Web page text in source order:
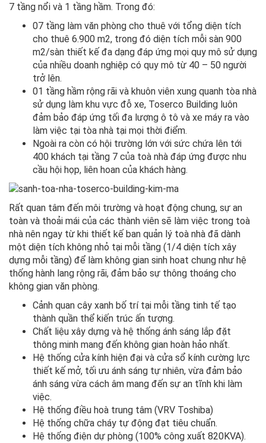
7 tầng nổi và 1 tầng hầm. Trong đó:
07 tầng làm văn phòng cho thuê với tổng diện tích
cho thuê 6.900 m2, trong đó diện tích mỗi sàn 900
m2/sàn thiết kế đa dạng đáp ứng mọi quy mô sử dụng
của nhiều doanh nghiệp có quy mô từ 40 – 50 người
trở lên.
01 tầng hầm rộng rãi và khuôn viên xung quanh tòa nhà
sử dụng làm khu vực đỗ xe, Toserco Building luôn
đảm bảo đáp ứng tối đa lượng ô tô và xe máy ra vào
làm việc tại tòa nhà tại mọi thời điểm.
Ngoài ra còn có hội trường lớn với sức chứa lên tới
400 khách tại tầng 7 của toà nhà đáp ứng được nhu
cầu hội họp, liên hoan của khách hàng.
Rất quan tâm đến môi trường và hoạt động chung, sự an
toàn và thoải mái của các thành viên sẽ làm việc trong toà
nhà nên ngay từ khi thiết kế ban quản lý toà nhà đã dành
một diện tích không nhỏ tại mỗi tầng (1/4 diện tích xây
dựng mỗi tầng) để làm không gian sinh hoat chung như hệ
thống hành lang rộng rãi, đảm bảo sự thông thoáng cho
không gian văn phòng.
Cảnh quan cây xanh bố trí tại mỗi tầng tinh tế tạo
thành quần thể kiến trúc ấn tượng.
Chất liệu xây dựng và hệ thống ánh sáng lắp đặt
thông minh mang đến không gian hoàn hảo nhất.
Hệ thống cửa kính hiện đại và cửa sổ kính cường lực
thiết kế mở, tối ưu ánh sáng tự nhiên, vừa đảm bảo
ánh sáng vừa cách âm mang đến sự an tĩnh khi làm
việc.
Hệ thống điều hoà trung tâm (VRV Toshiba)
Hệ thống chữa cháy tự động đạt tiêu chuẩn.
Hệ thống điện dự phòng (100% công xuất 820KVA).